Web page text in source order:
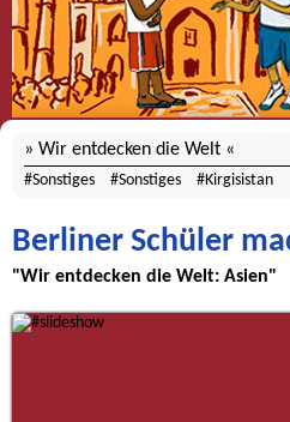
Wir entdecken die Welt
Sonstiges Sonstiges Kirgisistan
Berliner Schüler
"Wir entdecken die Welt: Asien"